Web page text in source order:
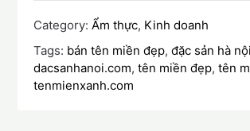
Category: Ẩm thực, Kinh doanh
Tags: bán tên miền đẹp,đặc sản hà nội
dacsanhanoi.com,tên miền đẹp,tên
tenmienxanh.com